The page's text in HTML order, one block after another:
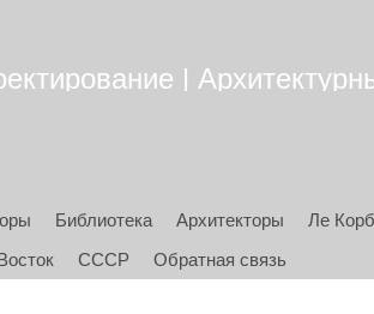
|
Библиотека Архитекторы Ле
СССР Обратная связь